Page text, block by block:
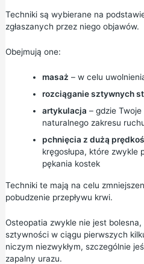
Techniki są wybierane na
zgłaszanych przez niego objawów.
Obejmują one:
masaż – w celu
rozciąganie sztywnych
artykulacja – gdzie
naturalnego zakresu
pchnięcia z dużą
kręgosłupa, które zwykle
pękania kostek
Techniki te mają na celu
pobudzenie przepływu krwi.
Osteopatia zwykle nie jest
sztywności w ciągu pierwszych
niczym niezwykłym, szczególnie
zapalny urazu.